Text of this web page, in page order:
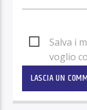
Salva i
voglio